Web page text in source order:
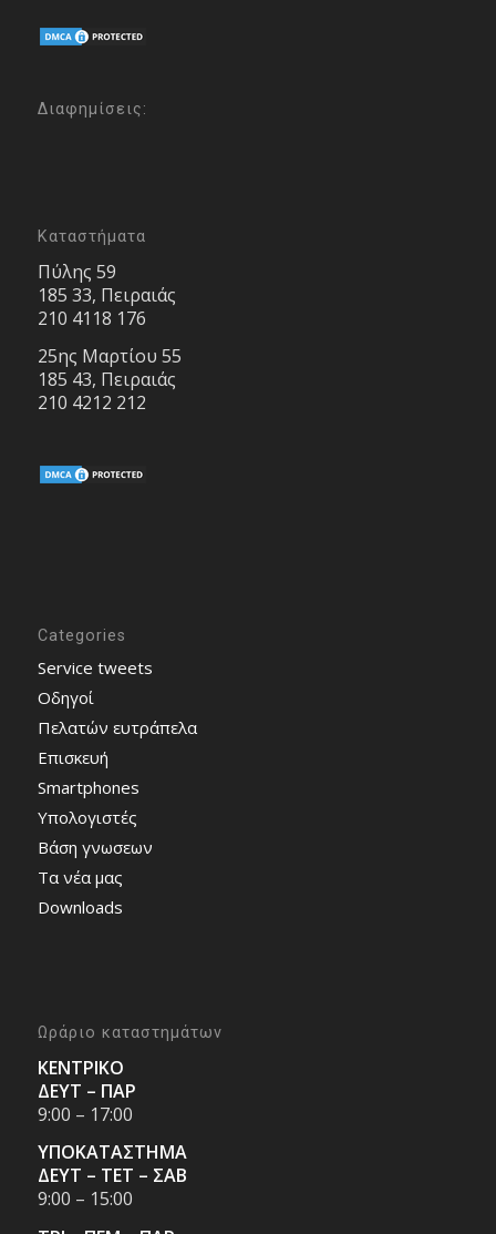
Διαφημίσεις:
Καταστήματα
Πύλης 59
185 33, Πειραιάς
210 4118 176
25ης Μαρτίου 55
185 43, Πειραιάς
210 4212 212
Categories
Service tweets
Οδηγοί
Πελατών ευτράπελα
Επισκευή
Smartphones
Υπολογιστές
Bάση γνωσεων
Τα νέα μας
Downloads
Ωράριο καταστημάτων
ΚΕΝΤΡΙΚΟ
ΔΕΥΤ – ΠΑΡ
9:00 – 17:00
ΥΠΟΚΑΤΑΣΤΗΜΑ
ΔΕΥΤ – ΤΕΤ – ΣΑΒ
9:00 – 15:00